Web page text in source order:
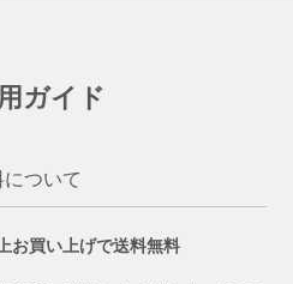
ガイド
について
お買い上げで送料無料